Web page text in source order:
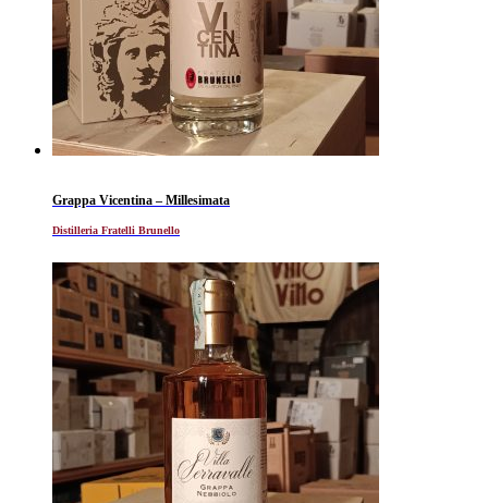
Grappa Vicentina – Millesimata
Distilleria Fratelli Brunello